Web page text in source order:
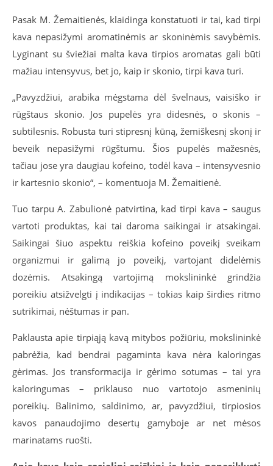
Pasak M. Žemaitienės, klaidinga konstatuoti ir tai, kad tirpi
kava nepasižymi aromatinėmis ar skoninėmis savybėmis.
Lyginant su šviežiai malta kava tirpios aromatas gali būti
mažiau intensyvus, bet jo, kaip ir skonio, tirpi kava turi.
„Pavyzdžiui, arabika mėgstama dėl švelnaus, vaisiško ir
rūgštaus skonio. Jos pupelės yra didesnės, o skonis –
subtilesnis. Robusta turi stipresnį kūną, žemiškesnį skonį ir
beveik nepasižymi rūgštumu. Šios pupelės mažesnės,
tačiau jose yra daugiau kofeino, todėl kava – intensyvesnio
ir kartesnio skonio“, – komentuoja M. Žemaitienė.
Tuo tarpu A. Zabulionė patvirtina, kad tirpi kava – saugus
vartoti produktas, kai tai daroma saikingai ir atsakingai.
Saikingai šiuo aspektu reiškia kofeino poveikį sveikam
organizmui ir galimą jo poveikį, vartojant didelėmis
dozėmis. Atsakingą vartojimą mokslininkė grindžia
poreikiu atsižvelgti į indikacijas – tokias kaip širdies ritmo
sutrikimai, nėštumas ir pan.
Paklausta apie tirpiąją kavą mitybos požiūriu, mokslininkė
pabrėžia, kad bendrai pagaminta kava nėra kaloringas
gėrimas. Jos transformacija ir gėrimo sotumas – tai yra
kaloringumas – priklauso nuo vartotojo asmeninių
poreikių. Balinimo, saldinimo, ar, pavyzdžiui, tirpiosios
kavos panaudojimo desertų gamyboje ar net mėsos
marinatams ruošti.